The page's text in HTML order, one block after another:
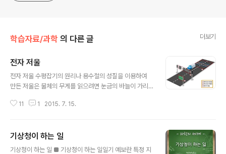
학습자료/과학 의 다른 글 더보기
전자 저울
전자 저울 수평잡기의 원리나 용수철의 성질을 이용하여
만든 저울은 물체의 무게를 읽으려면 눈금의 바늘이 가리
듭니다. 전자저울은 무게를 숫자로 나타내거나 전기적인
이용하여 재고자 하는 물체를 수평잡기 저울에서 수평이
되게 할 때 필요한 전류의 양을 측정하여 무게를 나타내는
11 1 2015. 7. 15.
기상청이 하는 일
기상청이 하는 일 ■ 기상청이 하는 일일기 예보란 특정 지